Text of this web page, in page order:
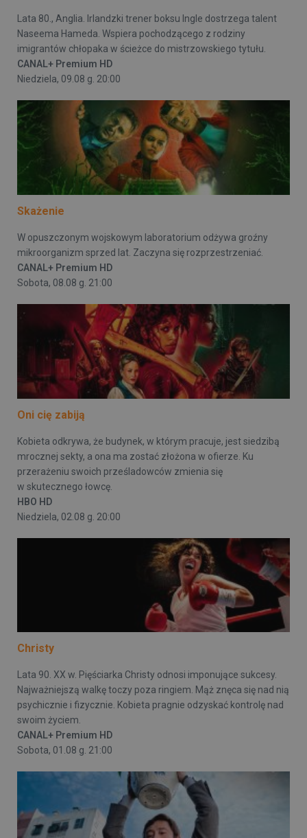
Lata 80., Anglia. Irlandzki trener boksu Ingle dostrzega talent
Naseema Hameda. Wspiera pochodzącego z rodziny
imigrantów chłopaka w ścieżce do mistrzowskiego tytułu.
CANAL+ Premium HD
Niedziela, 09.08 g. 20:00
Skażenie
W opuszczonym wojskowym laboratorium odżywa groźny
mikroorganizm sprzed lat. Zaczyna się rozprzestrzeniać.
CANAL+ Premium HD
Sobota, 08.08 g. 21:00
Oni cię zabiją
Kobieta odkrywa, że budynek, w którym pracuje, jest siedzibą
mrocznej sekty, a ona ma zostać złożona w ofierze. Ku
przerażeniu swoich prześladowców zmienia się
w skutecznego łowcę.
HBO HD
Niedziela, 02.08 g. 20:00
Christy
Lata 90. XX w. Pięściarka Christy odnosi imponujące sukcesy.
Najważniejszą walkę toczy poza ringiem. Mąż znęca się nad nią
psychicznie i fizycznie. Kobieta pragnie odzyskać kontrolę nad
swoim życiem.
CANAL+ Premium HD
Sobota, 01.08 g. 21:00